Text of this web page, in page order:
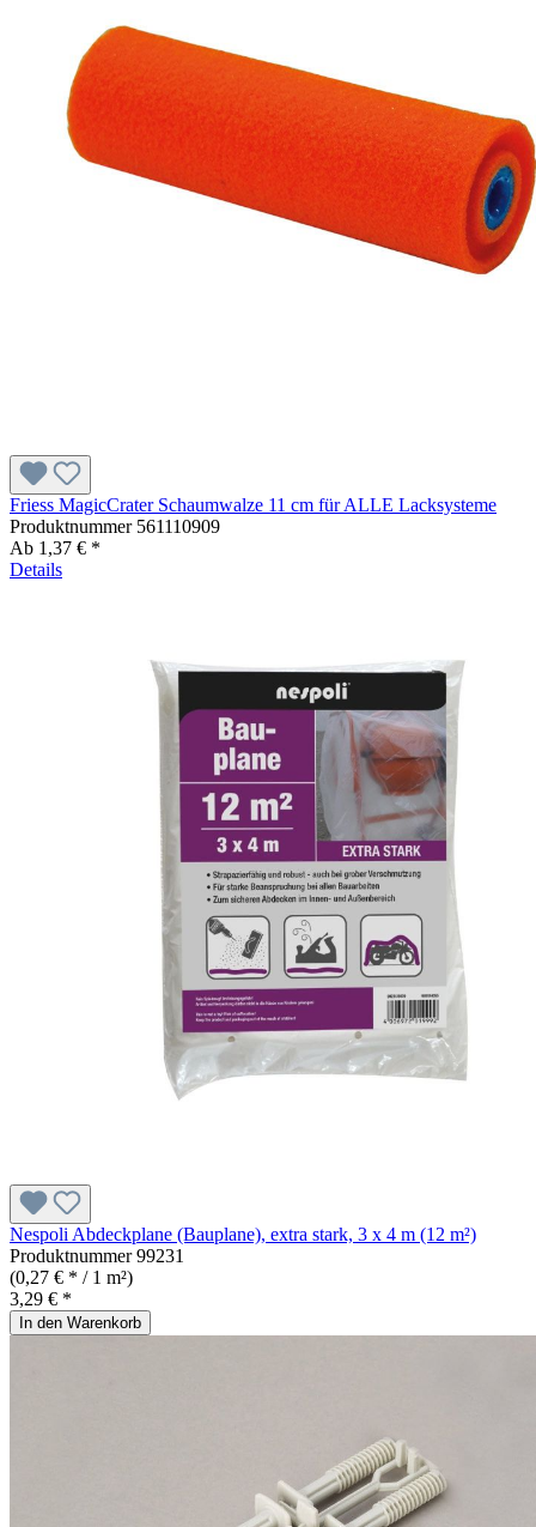
Friess MagicCrater Schaumwalze 11 cm für ALLE Lacksysteme
Produktnummer 561110909
Ab 1,37 € *
Details
Nespoli Abdeckplane (Bauplane), extra stark, 3 x 4 m (12 m²)
Produktnummer99231
(0,27 € * / 1 m²)
3,29 € *
In den Warenkorb